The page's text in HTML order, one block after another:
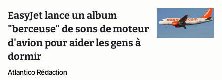
EasyJet lance un album
"berceuse" de sons de moteur
d'avion pour aider les gens à
dormir
Atlantico Rédaction